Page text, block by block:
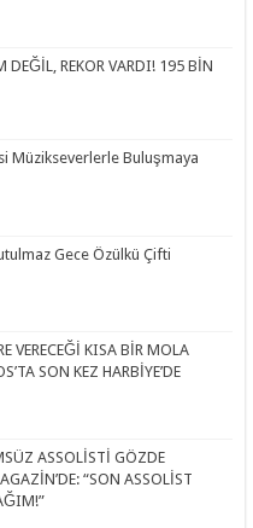
DEĞİL, REKOR VARDI! 195 BİN
Müzikseverlerle Buluşmaya
Gece Özülkü Çifti
VERECEĞİ KISA BİR MOLA
SON KEZ HARBİYE’DE
ASSOLİSTİ GÖZDE
“SON ASSOLİST